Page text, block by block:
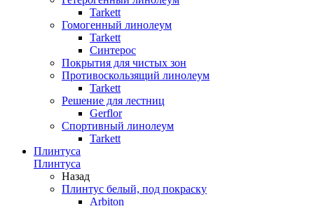
Tarkett
Гомогенный линолеум
Tarkett
Синтерос
Покрытия для чистых зон
Противоскользящий линолеум
Tarkett
Решение для лестниц
Gerflor
Спортивный линолеум
Tarkett
Плинтуса
Плинтуса
Назад
Плинтус белый, под покраску
Arbiton